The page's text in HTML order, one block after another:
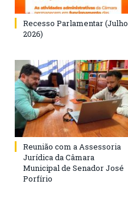
Recesso Parlamentar (Julho
2026)
Reunião com a Assessoria
Jurídica da Câmara
Municipal de Senador José
Porfírio